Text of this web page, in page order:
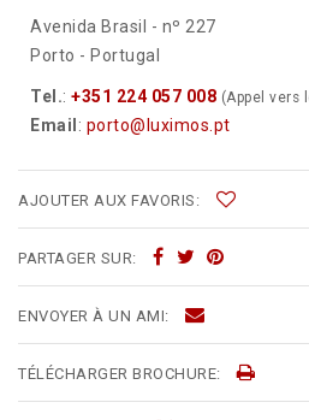
Avenida Brasil - nº 227
Porto - Portugal
Tel.: +351 224 057 008 (Appel vers
Email : porto@luximos.pt
AJOUTER AUX FAVORIS:
PARTAGER SUR:
ENVOYER À UN AMI:
TÉLÉCHARGER BROCHURE: